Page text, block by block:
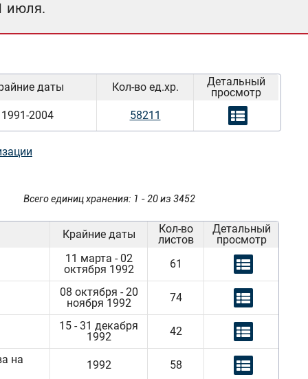
июля.
даты Кол-во ед.хр.
Детальный
просмотр
1991-2004
58211
Всего единиц хранения: 1 - 20 из 3452
Крайние даты
Кол-во
листов
Детальный
просмотр
11 марта - 02
октября 1992
61
08 октября - 20
ноября 1992
74
15 - 31 декабря
1992
42
на 1992 58